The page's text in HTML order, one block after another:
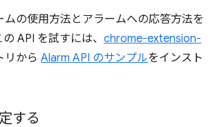
ムの使用方法とアラームへの応答方法を
API を試すには、 chrome-extension-
リから Alarm API のサンプルをインスト
する